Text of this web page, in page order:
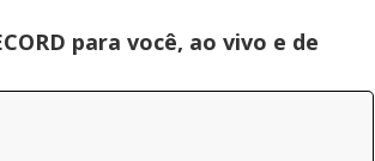
para você, ao vivo e de